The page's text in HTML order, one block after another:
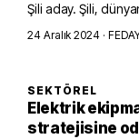
Şili aday. Şili,
24 Aralık 2024 ·
SEKTÖREL
Elektrik
stratejisine